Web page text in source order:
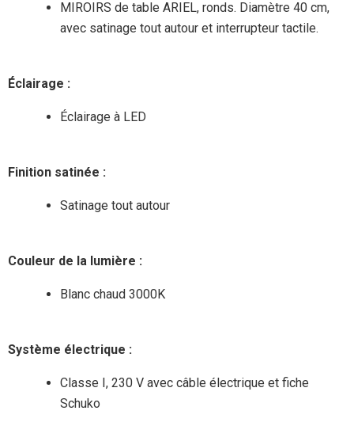
MIROIRS de table ARIEL, ronds. Diamètre 40 cm,
avec satinage tout autour et interrupteur tactile.
Éclairage :
Éclairage à LED
Finition satinée :
Satinage tout autour
Couleur de la lumière :
Blanc chaud 3000K
Système électrique :
Classe I, 230 V avec câble électrique et fiche
Schuko